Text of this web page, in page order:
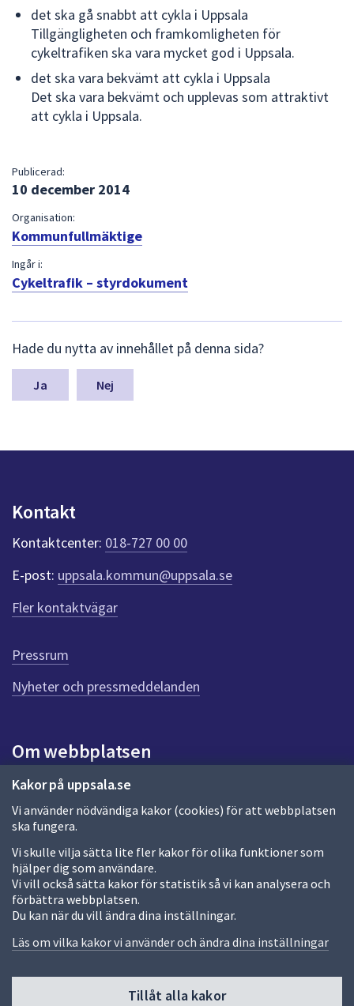
Kakor på uppsala.se
Vi använder nödvändiga kakor (cookies) för att webbplatsen
ska fungera.
Vi skulle vilja sätta lite fler kakor för olika funktioner som
hjälper dig som användare.
Vi vill också sätta kakor för statistik så vi kan analysera och
förbättra webbplatsen.
Du kan när du vill ändra dina inställningar.
Läs om vilka kakor vi använder och ändra dina inställningar
Tillåt alla kakor
det ska gå snabbt att cykla i Uppsala
Tillgängligheten och framkomligheten för
cykeltrafiken ska vara mycket god i Uppsala.
det ska vara bekvämt att cykla i Uppsala
Det ska vara bekvämt och upplevas som attraktivt
att cykla i Uppsala.
Publicerad:
10 december 2014
Organisation:
Kommunfullmäktige
Ingår i:
Cykeltrafik – styrdokument
ä
m
a
n
n
k
t
e
r
f
ö
r
e
n
n
a
d
a
Hade du nytta av innehållet på denna sida?
Nej
Kontakt
Kontaktcenter: 018-727 00 00
E-post: uppsala.kommun@uppsala.se
Fler kontaktvägar
Pressrum
Nyheter och pressmeddelanden
Om webbplatsen
Om webbplatsen
Allmänna handlingar och diarium
Behandling av personuppgifter
Kakor
Språk (other languages)
Tillgänglighetsredogörelse